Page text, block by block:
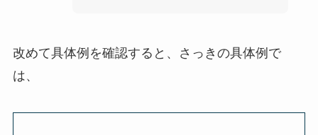
改めて具体例を確認すると、さっきの具体例で
は、